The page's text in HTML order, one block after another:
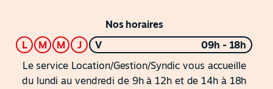
Nos horaires
L
M M J V
09h - 18h
Le service Location/Gestion/Syndic vous accueille
du lundi au vendredi de 9h à 12h et de 14h à 18h